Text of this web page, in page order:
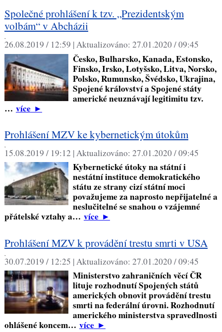
Společné prohlášení k tzv. „Prezidentským
volbám“ v Abcházii
,
26.08.2019 / 12:59 |Aktualizováno: 27.01.2020 / 09:45
Česko, Bulharsko, Kanada, Estonsko,
Finsko, Irsko, Lotyšsko, Litva, Norsko,
Polsko, Rumunsko, Švédsko, Ukrajina,
Spojené království a Spojené státy
americké neuznávají legitimitu tzv.
… více►
Prohlášení MZV ke kybernetickým útokům
,
15.08.2019 / 19:12 |Aktualizováno: 27.01.2020 / 09:45
Kybernetické útoky na státní i
nestátní instituce demokratického
státu ze strany cizí státní moci
považujeme za naprosto nepřijatelné a
neslučitelné se snahou o vzájemné
přátelské vztahy a… více►
Prohlášení MZV k provádění trestu smrti v USA
,
30.07.2019 / 12:25 |Aktualizováno: 27.01.2020 / 09:45
Ministerstvo zahraničních věcí ČR
lituje rozhodnutí Spojených států
amerických obnovit provádění trestu
smrti na federální úrovni. Rozhodnutí
amerického ministerstva spravedlnosti
ohlášené koncem… více►